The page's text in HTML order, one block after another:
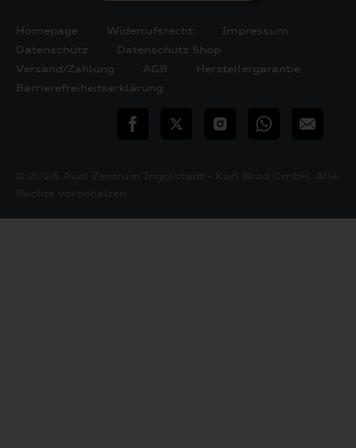
Homepage Widerrufsrecht
Impressum
Datenschutz
Datenschutz Shop
Versand/Zahlung
AGB
Herstellergarantie
Barrierefreiheitserklärung
teilen Twitter InstagramWhatsApp
E-